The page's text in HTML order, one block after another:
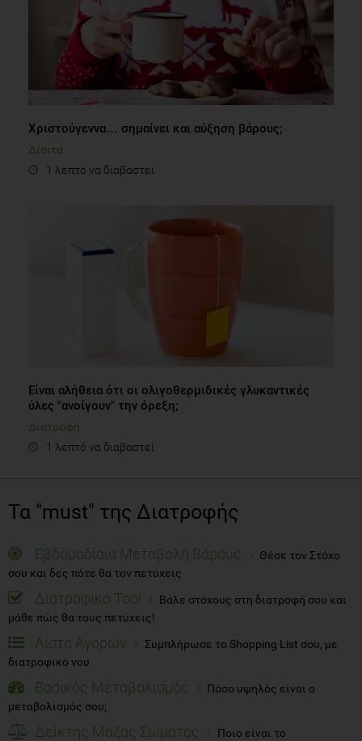
Χριστούγεννα… σημαίνει και αύξηση βάρους;
Δίαιτα
1 λεπτό να διαβαστεί
Είναι αλήθεια ότι οι ολιγοθερμιδικές γλυκαντικές
ύλες "ανοίγουν" την όρεξη;
Διατροφή
1 λεπτό να διαβαστεί
Τα "must" της Διατροφής
Εβδομαδίαια Μεταβολή Βάρους
Θέσε τον Στόχο
σου και δες πότε θα τον πετύχεις
Διατροφικό Tool
Βάλε στόχους στη διατροφή σου και
μάθε πώς θα τους πετύχεις!
Λίστα Αγορών
Συμπλήρωσε το Shopping List σου, με
διατροφικό νου
Βασικός Μεταβολισμός
Πόσο υψηλός είναι ο
μεταβολισμός σου;
Δείκτης Μάζας Σώματος
Ποιο είναι το